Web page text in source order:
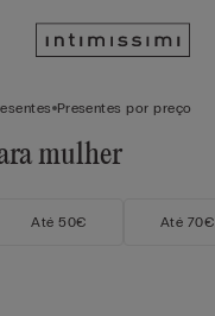
Presentes por preço
mulher
Até 50€ Até 70€